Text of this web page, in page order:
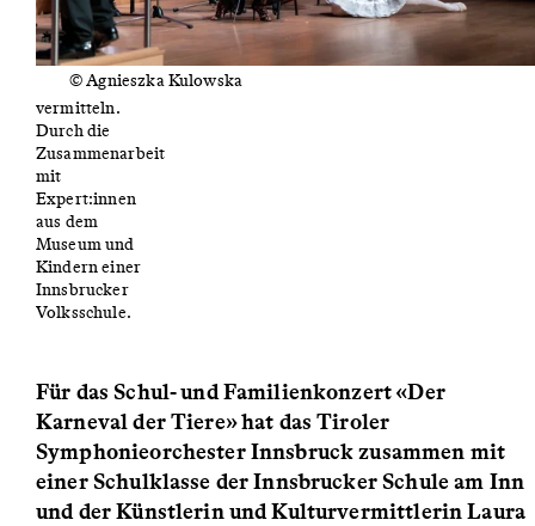
© Agnieszka Kulowska
Musik
vermitteln.
Durch die
Zusammenarbeit
mit
Expert:innen
aus dem
Museum und
Kindern einer
Innsbrucker
Volksschule.
Für das Schul- und Familienkonzert «Der
Karneval der Tiere» hat das Tiroler
Symphonieorchester Innsbruck zusammen mit
einer Schulklasse der Innsbrucker Schule am Inn
und der Künstlerin und Kulturvermittlerin Laura